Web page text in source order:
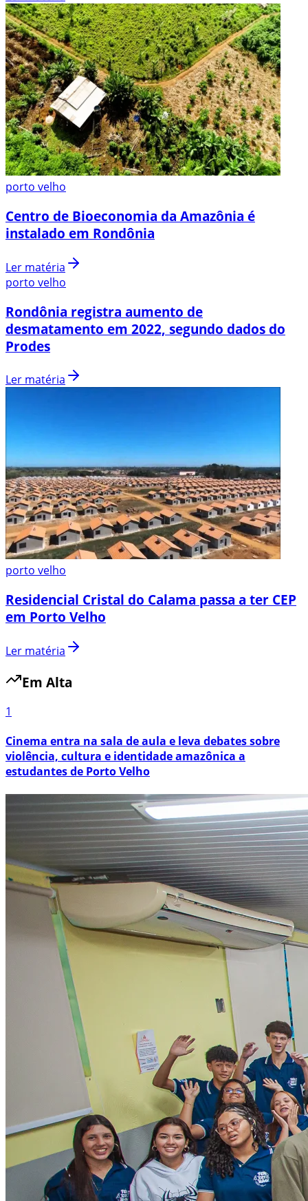
porto velho
Centro de Bioeconomia da Amazônia é
instalado em Rondônia
Ler matéria
porto velho
Rondônia registra aumento de
desmatamento em 2022, segundo dados do
Prodes
Ler matéria
porto velho
Residencial Cristal do Calama passa a ter CEP
em Porto Velho
Ler matéria
Em Alta
1
Cinema entra na sala de aula e leva debates sobre
violência, cultura e identidade amazônica a
estudantes de Porto Velho